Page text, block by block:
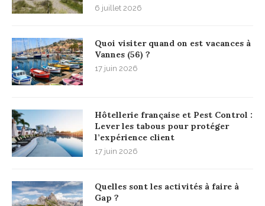
6 juillet 2026
Quoi visiter quand on est vacances à
Vannes (56) ?
17 juin 2026
Hôtellerie française et Pest Control :
Lever les tabous pour protéger
l’expérience client
17 juin 2026
Quelles sont les activités à faire à
Gap ?